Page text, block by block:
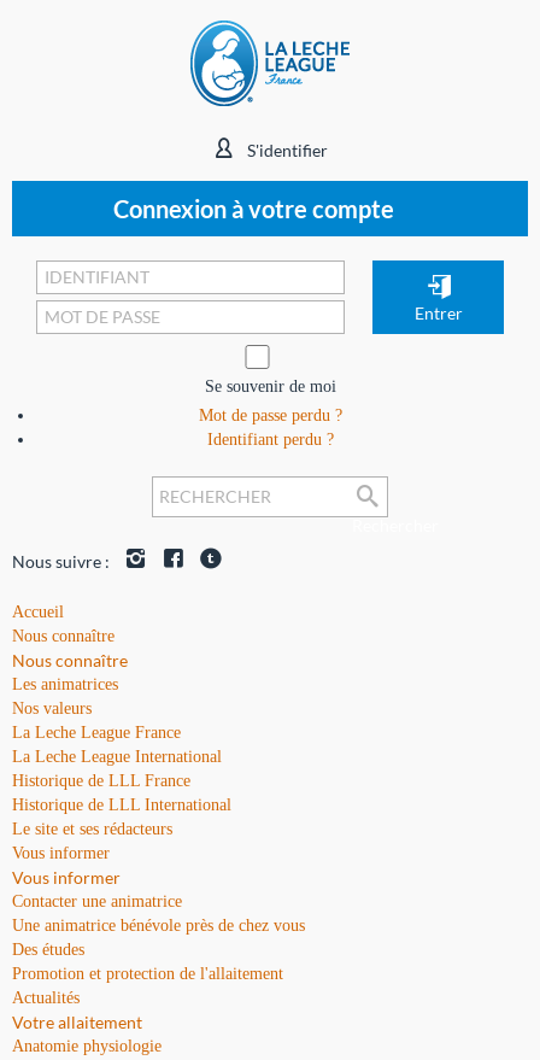
S'identifier
Connexion à votre compte
Se souvenir de moi
Mot de passe perdu ?
Identifiant perdu ?
Nous suivre :
Accueil
Nous connaître
Nous connaître
Les animatrices
Nos valeurs
La Leche League France
La Leche League International
Historique de LLL France
Historique de LLL International
Le site et ses rédacteurs
Vous informer
Vous informer
Contacter une animatrice
Une animatrice bénévole près de chez vous
Des études
Promotion et protection de l'allaitement
Actualités
Votre allaitement
Anatomie physiologie